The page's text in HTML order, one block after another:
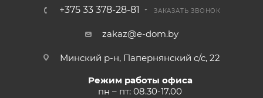
+375 33 378-28-81 ЗАКАЗАТЬ ЗВОНОК
zakaz@e-dom.by
Минский р-н, Папернянский с/с, 22
Режим работы офиса
пн – пт: 08.30-17.00